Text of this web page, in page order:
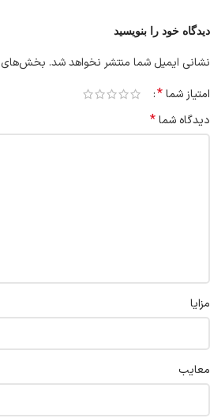
دیدگاه خود را بنویسید
نشانی ایمیل شما منتشر نخواهد شد. بخش‌های
امتیاز شما*
دیدگاه شما*
مزایا
معایب